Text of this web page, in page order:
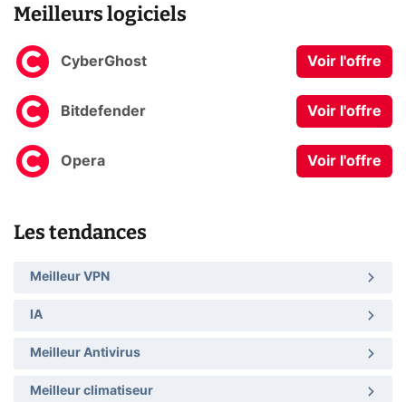
Meilleurs logiciels
CyberGhost Voir l'offre
Bitdefender Voir l'offre
Opera Voir l'offre
Les tendances
Meilleur VPN
IA
Meilleur Antivirus
Meilleur climatiseur